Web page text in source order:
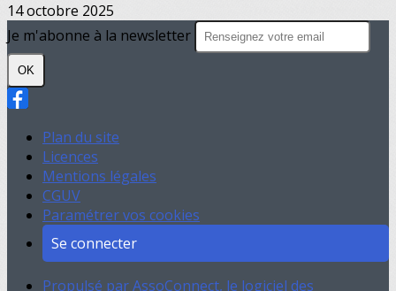
14 octobre 2025
Je m'abonne à la newsletter
OK
Plan du site
Licences
Mentions légales
CGUV
Paramétrer vos cookies
Se connecter
Propulsé par AssoConnect, le logiciel des